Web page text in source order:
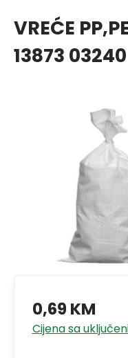
VREĆE
13873 03240
0,69 KM
Cijena sa